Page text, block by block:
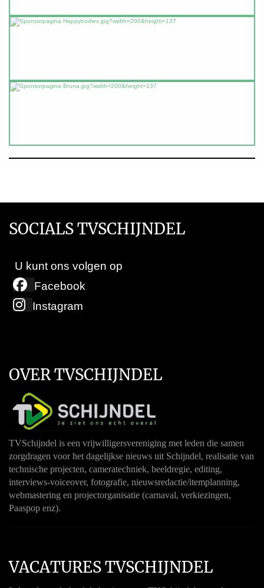
SOCIALS TVSCHIJNDEL
U kunt ons volgen op
Facebook
Instagram
OVER TVSCHIJNDEL
TVSchijndel is een vrijwilligersvereniging met leden die samen
zorgdragen voor het dagelijkse nieuws uit Schijndel, realisatie van
technische projecten, cameratechniek, beeldregie, editing,
interviews-voiceover, fotografie, nieuwsredactie/itemplanning,
webmastering en projectorganisatie (carnaval, verkiezingen,
Paaspop enz).
VACATURES TVSCHIJNDEL